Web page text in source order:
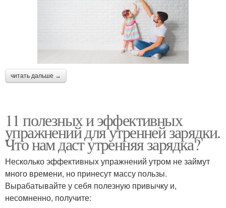
читать дальше →
11 полезных и эффективных
упражнений для утренней зарядки.
Что нам даст утренняя зарядка?
Несколько эффективных упражнений утром не займут
много времени, но принесут массу пользы.
Вырабатывайте у себя полезную привычку и,
несомненно, получите: